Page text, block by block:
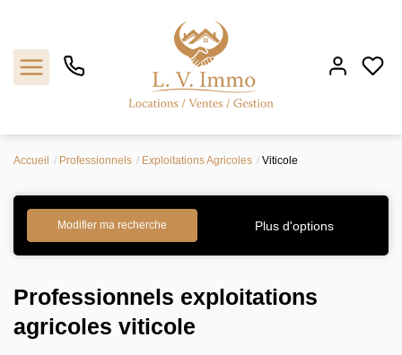
Acheter
Faire gérer
Louer
Accueil Professionnels Exploitations Agricoles Viticole
Modifier ma recherche Plus d'options
Professionnels exploitations
agricoles viticole